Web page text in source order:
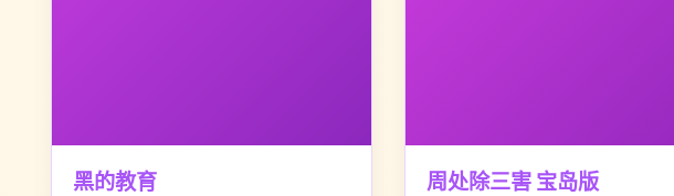
黑的教育 周处除三害 宝岛版